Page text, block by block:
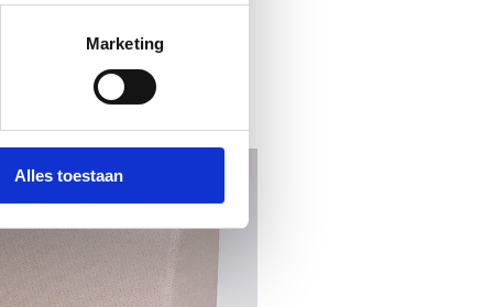
Marketing
Alles toestaan